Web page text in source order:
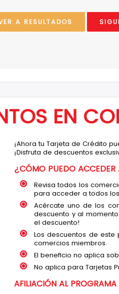
A RESULTADOS
EN
¡Ahora tu Tarjeta de Crédito
¡Disfruta de descuentos
¿CÓMO PUEDO ACCEDER
Revisa todos los
para acceder a todos
Acércate uno de los
descuento y al
el descuento!
Los descuentos de
comercios miembros.
El beneficio no aplica
No aplica para Tarjetas
AFILIACIÓN AL PROGRAMA